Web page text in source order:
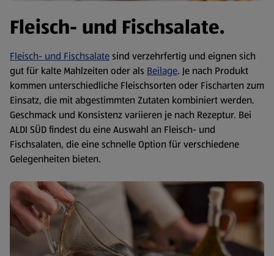
Fleisch- und Fischsalate.
Fleisch- und Fischsalatesind verzehrfertig und eignen sich
gut für kalte Mahlzeiten oder als Beilage. Je nach Produkt
kommen unterschiedliche Fleischsorten oder Fischarten zum
Einsatz, die mit abgestimmten Zutaten kombiniert werden.
Geschmack und Konsistenz variieren je nach Rezeptur. Bei
ALDI SÜD findest du eine Auswahl an Fleisch- und
Fischsalaten, die eine schnelle Option für verschiedene
Gelegenheiten bieten.